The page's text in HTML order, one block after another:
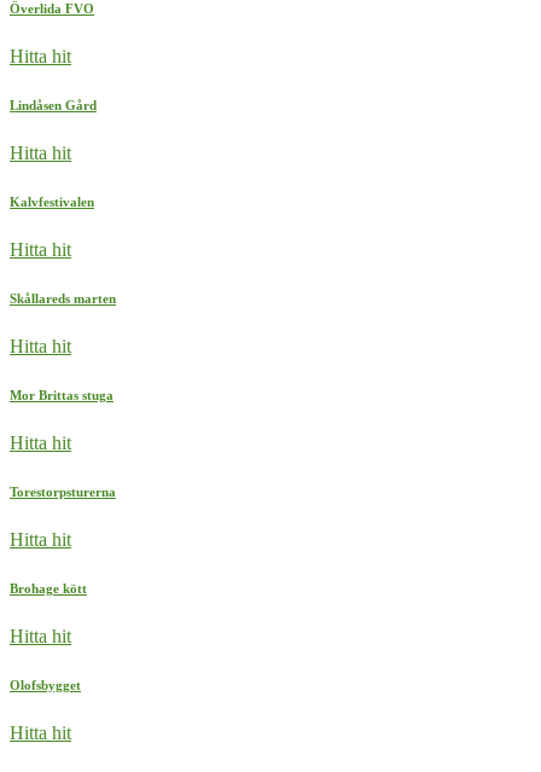
Överlida FVO
Hitta hit
Lindåsen Gård
Hitta hit
Kalvfestivalen
Hitta hit
Skållareds marten
Hitta hit
Mor Brittas stuga
Hitta hit
Torestorpsturerna
Hitta hit
Brohage kött
Hitta hit
Olofsbygget
Hitta hit